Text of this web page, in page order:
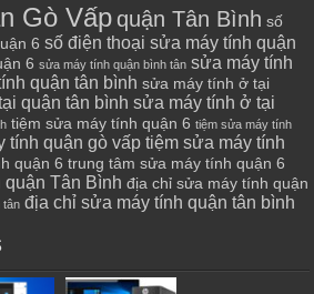
Gò Vấp quận Tân Bình số
6 số điện thoại sửa máy tính quận
6 sửa máy tính quận bình tân sửa máy tính
quận tân bình sửa máy tính ở tại
quận tân bình sửa máy tính ở tại
tiệm sửa máy tính quận 6 tiệm sửa máy tính
tính quận gò vấp tiệm sửa máy tính
quận 6 trung tâm sửa máy tính quận 6
quận Tân Bình địa chỉ sửa máy tính quận
tân địa chỉ sửa máy tính quận tân bình